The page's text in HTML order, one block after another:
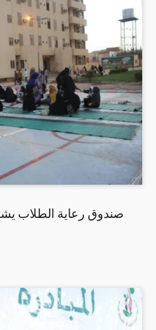
صندوق رعاية الطلاب